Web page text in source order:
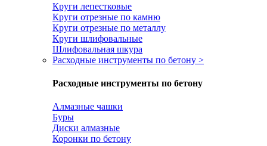
Круги лепестковые
Круги отрезные по камню
Круги отрезные по металлу
Круги шлифовальные
Шлифовальная шкура
Расходные инструменты по бетону >
Расходные инструменты по бетону
Алмазные чашки
Буры
Диски алмазные
Коронки по бетону